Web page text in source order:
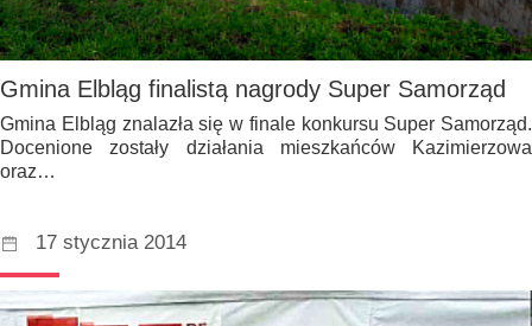
Gmina Elbląg finalistą nagrody Super Samorząd
Gmina Elbląg znalazła się w finale konkursu Super Samorząd.
Docenione zostały działania mieszkańców Kazimierzowa
oraz…
17 stycznia 2014